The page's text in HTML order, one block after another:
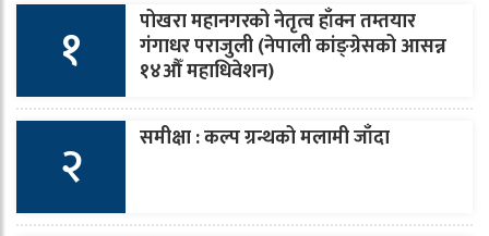
१ पोखरा महानगरको नेतृत्व हाँक्न तम्तयार
गंगाधर पराजुली (नेपाली कांङ्ग्रेसको आसन्न
१४औँ महाधिवेशन)
२ समीक्षा : कल्प ग्रन्थको मलामी जाँदा